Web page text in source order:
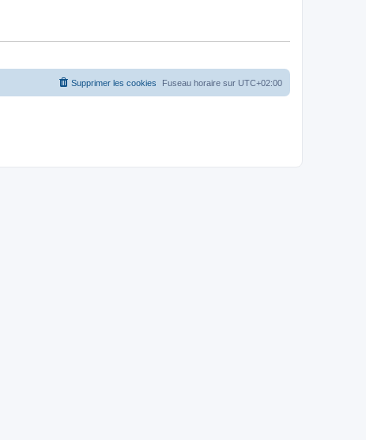
Fuseau horaire sur UTC+02:00
Supprimer les cookies